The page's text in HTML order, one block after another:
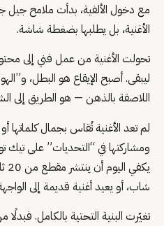
مع دخول الألفية، بدأت ملامح جيل
الأغنية، بل يطلبها بضغطة شاشة.
تحولت الأغنية من عمل فني إلى
ليبقى. أصبح الإيقاع هو البطل،
اللاصقة بالذهن — هو الطريق إلى
لم تعد الأغنية تُقاس بجمال كلماتها
ومشاركتها في “التحديات” على تيك
شاب، أو يعيد أغنية قديمة إلى
تغيّرت البنية التحتية بالكامل.